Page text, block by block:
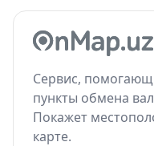
Сервис,
пункты обмена
Покажет
карте.